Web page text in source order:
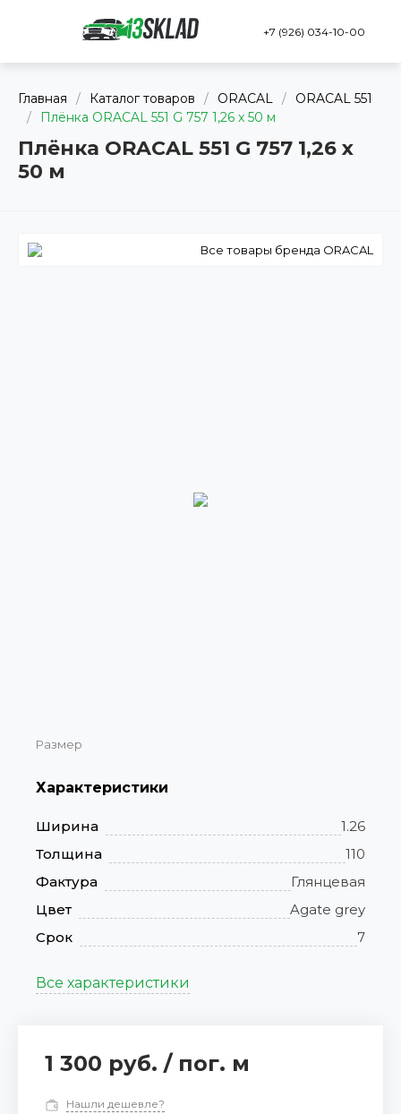
+7 (926) 034-10-00
Главная / Каталог товаров / ORACAL /
ORACAL 551
/
Плёнка ORACAL 551 G 757 1,26 x 50 м
Плёнка ORACAL 551 G 757 1,26 x
50 м
Все товары бренда ORACAL
Размер
Характеристики
Ширина
1.26
Толщина
110
Фактура
Глянцевая
Цвет
Agate grey
Срок
7
Все характеристики
1 300 руб. / пог. м
Нашли дешевле?